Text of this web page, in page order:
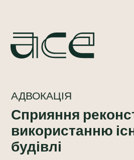
АДВОКАЦІЯ
Сприяння
використанню
будівлі